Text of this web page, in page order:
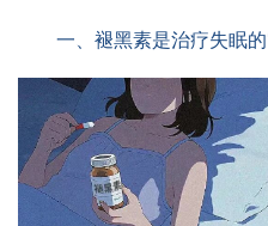
一、褪黑素是治疗失眠